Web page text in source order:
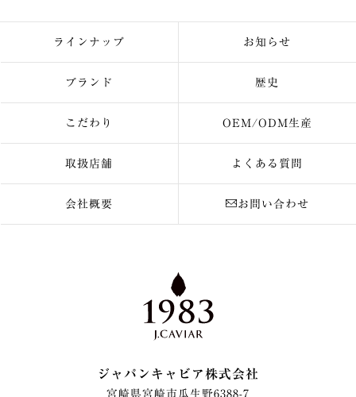
ラインナップ お知らせ
ブランド 歴史
こだわり OEM/ODM生産
取扱店舗 よくある質問
会社概要 お問い合わせ
ジャパンキャビア株式会社
宮崎県宮崎市瓜生野6388-7